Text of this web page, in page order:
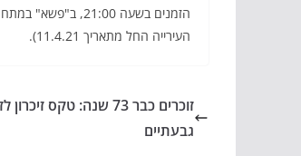
העירייה החל מתאריך 11.4.21).
זוכרים כבר 73 שנה: טקס
גבעתיים